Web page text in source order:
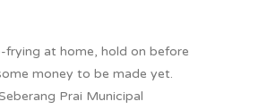
frying at home, hold on before
money to be made yet.
Prai Municipal